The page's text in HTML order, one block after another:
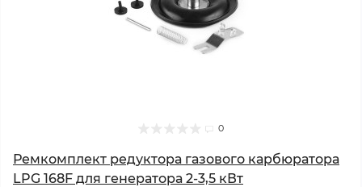
0
Ремкомплект редуктора газового карбюратора
LPG 168F для генератора 2-3,5 кВт